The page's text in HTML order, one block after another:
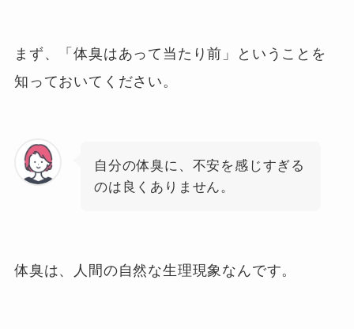
まず、「体臭はあって当たり前」ということを
知っておいてください。
自分の体臭に、不安を感じすぎる
のは良くありません。
体臭は、人間の自然な生理現象なんです。